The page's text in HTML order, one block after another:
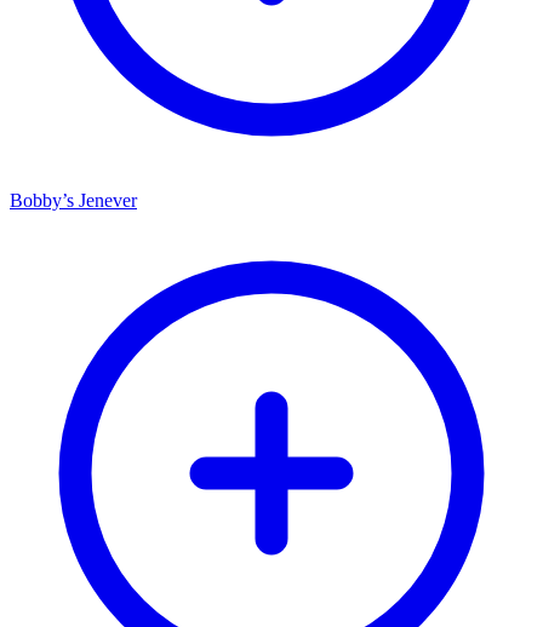
Bobby’s Jenever